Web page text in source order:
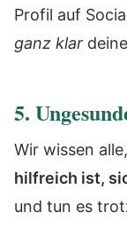
Profil auf
ganz klar
5.
Wir wissen
hilfreich ist,
und tun es